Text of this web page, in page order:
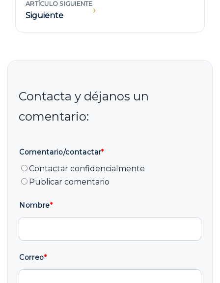
ARTÍCULO SIGUIENTE
Siguiente ›
Comentario/contactar*
Contactar confidencialmente
Publicar comentario
Nombre*
Correo*